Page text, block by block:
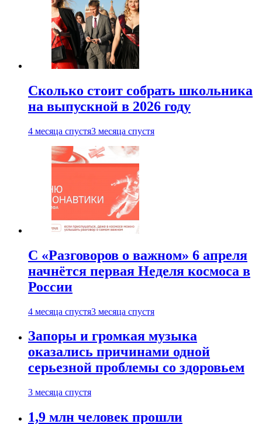
Сколько стоит собрать школьника
на выпускной в 2026 году
4 месяца спустя3 месяца спустя
С «Разговоров о важном» 6 апреля
начнётся первая Неделя космоса в
России
4 месяца спустя3 месяца спустя
Запоры и громкая музыка
оказались причинами одной
серьезной проблемы со здоровьем
3 месяца спустя
1,9 млн человек прошли